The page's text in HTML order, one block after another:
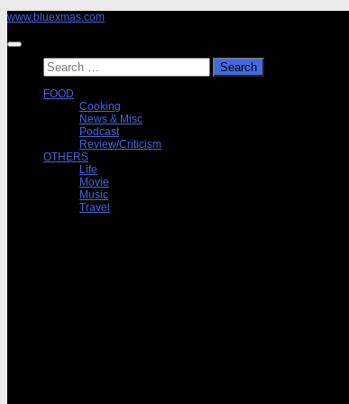
Skip
content
www.bluexmas.com
Search
for:
FOOD
Cooking
News & Misc
Podcast
Review/Criticism
OTHERS
Life
Movie
Music
Travel